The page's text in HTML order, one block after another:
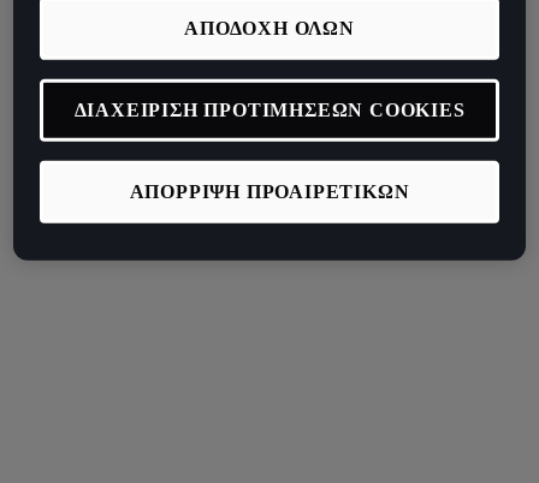
ΑΠΟΡΡΙΨΗ ΠΡΟΑΙΡΕΤΙΚΩΝ
ΑΠΟΔΟΧΗ ΟΛΩΝ
ΔΙΑΧΕΙΡΙΣΗ ΠΡΟΤΙΜΗΣΕΩΝ COOKIES